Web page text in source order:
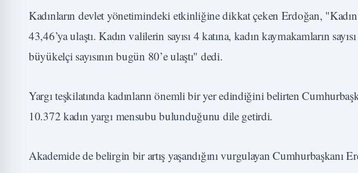
Kadınların devlet yönetimindeki etkinliğine dikkat çeken Erdoğan, "Kadın
43,46’ya ulaştı. Kadın valilerin sayısı 4 katına, kadın kaymakamların
büyükelçi sayısının bugün 80’e ulaştı" dedi.
Yargı teşkilatında kadınların önemli bir yer edindiğini belirten
10.372 kadın yargı mensubu bulunduğunu dile getirdi.
Akademide de belirgin bir artış yaşandığını vurgulayan Cumhurbaşkanı